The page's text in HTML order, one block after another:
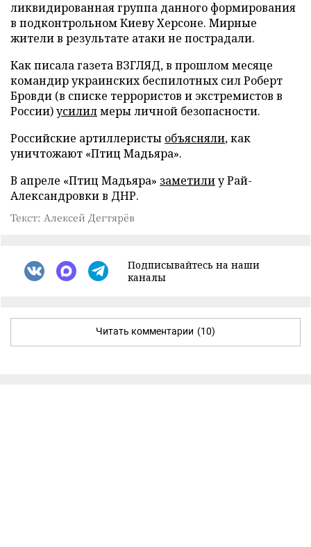
ликвидированная группа данного формирования
в подконтрольном Киеву Херсоне. Мирные
жители в результате атаки не пострадали.
Как писала газета ВЗГЛЯД, в прошлом месяце
командир украинских беспилотных сил Роберт
Бровди (в списке террористов и экстремистов в
России)усилилмеры личной безопасности.
Российские артиллеристы объясняли, как
уничтожают «Птиц Мадьяра».
В апреле «Птиц Мадьяра» заметилиу Рай-
Александровки в ДНР.
Текст: Алексей Дегтярёв
Подписывайтесь на наши
каналы
Читать комментарии (10)